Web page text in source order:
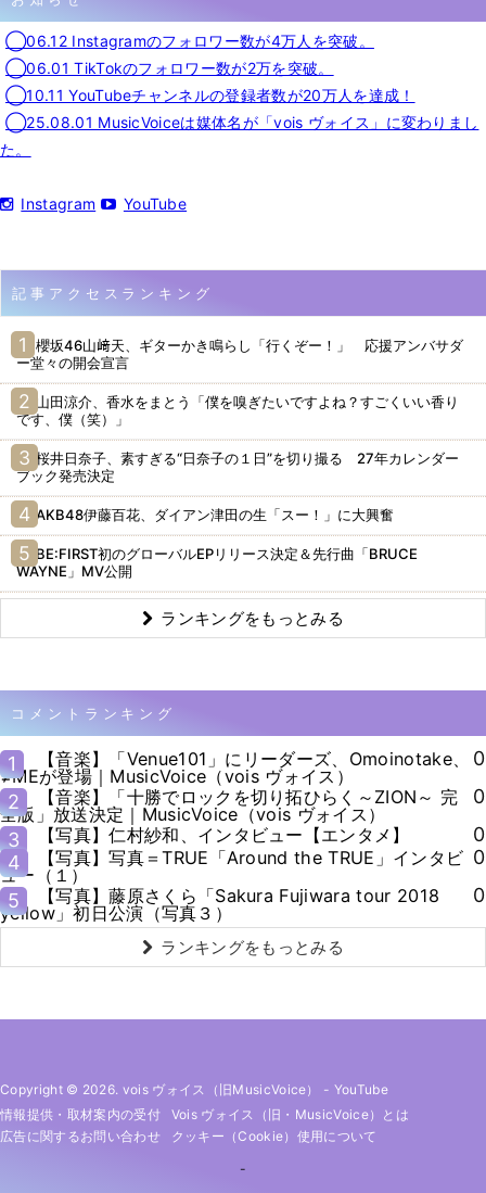
◯06.12 Instagramのフォロワー数が4万人を突破。
◯06.01 TikTokのフォロワー数が2万を突破。
◯10.11 YouTubeチャンネルの登録者数が20万人を達成！
◯25.08.01 MusicVoiceは媒体名が「vois ヴォイス」に変わりまし
た。
Instagram YouTube
記事アクセスランキング
櫻坂46山﨑天、ギターかき鳴らし「行くぞー！」 応援アンバサダ
ー堂々の開会宣言
山田涼介、香水をまとう「僕を嗅ぎたいですよね？すごくいい香り
です、僕（笑）」
桜井日奈子、素すぎる“日奈子の１日”を切り撮る 27年カレンダー
ブック発売決定
AKB48伊藤百花、ダイアン津田の生「スー！」に大興奮
BE:FIRST初のグローバルEPリリース決定＆先行曲「BRUCE
WAYNE」MV公開
ランキングをもっとみる
コメントランキング
1
【音楽】「Venue101」にリーダーズ、Omoinotake、
≠MEが登場｜MusicVoice（vois ヴォイス）
0
2
【音楽】「十勝でロックを切り拓ひらく～ZION～ 完
全版」放送決定｜MusicVoice（vois ヴォイス）
0
3
【写真】仁村紗和、インタビュー【エンタメ】
0
4
【写真】写真＝TRUE「Around the TRUE」インタビ
ュー（１）
0
5
【写真】藤原さくら「Sakura Fujiwara tour 2018
yellow」初日公演（写真３）
0
ランキングをもっとみる
Copyright © 2026. vois ヴォイス（旧MusicVoice） - YouTube
情報提供・取材案内の受付
Vois ヴォイス（旧・MusicVoice）とは
広告に関するお問い合わせ
クッキー（cookie）使用について
-